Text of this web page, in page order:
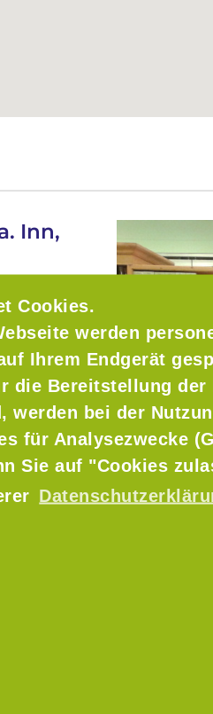
Cookies.
werden
Ihrem Endgerät
die Bereitstellung der
werden bei der
für Analysezwecke
Sie auf "Cookies
Inn,
stammen
unserer
Land
für
beim